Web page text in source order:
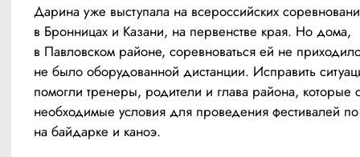
Дарина уже выступала на всероссийских
в Бронницах и Казани, на первенстве края. Но дома,
в Павловском районе, соревноваться ей не
не было оборудованной дистанции. Исправить
помогли тренеры, родители и глава района, которые
необходимые условия для проведения фестивалей по
на байдарке и каноэ.